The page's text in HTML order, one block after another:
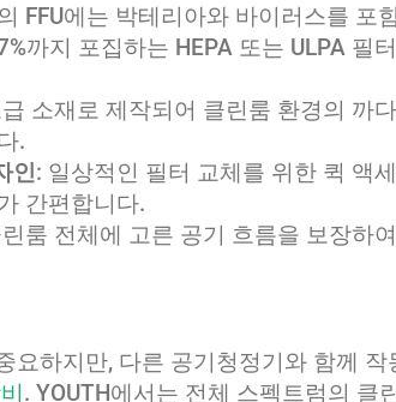
FFU에는 박테리아와 바이러스를 포
까지 포집하는 HEPA 또는 ULPA 필
소재로 제작되어 클린룸 환경의 까
.
인: 일상적인 필터 교체를 위한 퀵 액
간편합니다.
룸 전체에 고른 공기 흐름을 보장하
요하지만, 다른 공기청정기와 함께 작
. YOUTH에서는 전체 스펙트럼의 클